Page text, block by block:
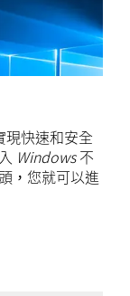
現快速和安全
Windows不
，您就可以進